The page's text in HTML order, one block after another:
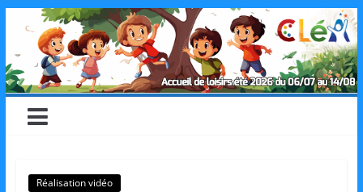
content
CLéA
–
Réalisation vidéo